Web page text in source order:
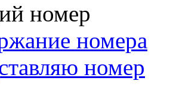
номер
номера
номер